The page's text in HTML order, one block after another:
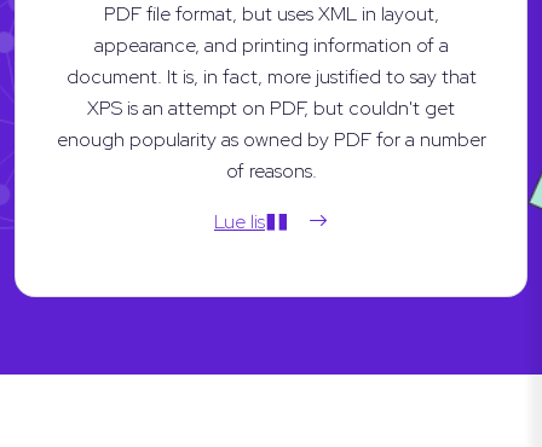
PDF file format, but uses XML in layout,
appearance, and printing information of a
document. It is, in fact, more justified to say that
XPS is an attempt on PDF, but couldn't get
enough popularity as owned by PDF for a number
of reasons.
Lue lis��